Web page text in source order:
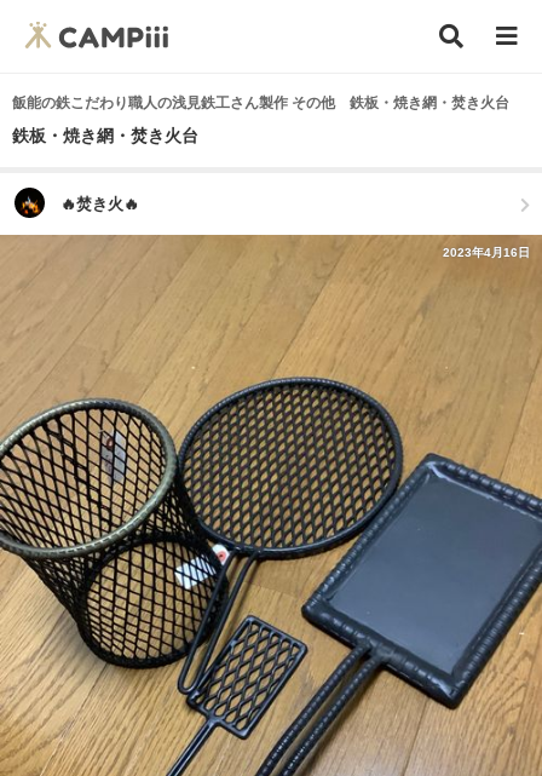
飯能の鉄こだわり職人の浅見鉄工さん製作 その他 鉄板・焼き網・焚き火台
鉄板・焼き網・焚き火台
🔥焚き火🔥
2023年4月16日